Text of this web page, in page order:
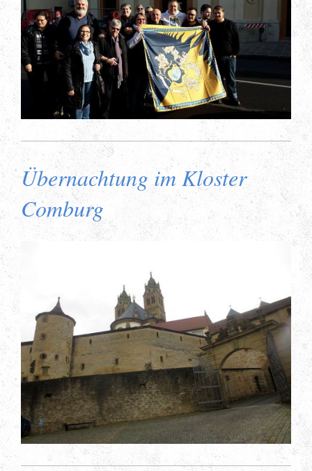
Übernachtung im Kloster
Comburg